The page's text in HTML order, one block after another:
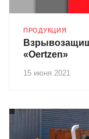
15 июня 2021
ПРОДУКЦИЯ
«Oertzen»